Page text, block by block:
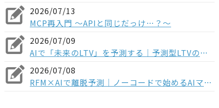
2026/07/13
MCP再入門 〜APIと同じだっけ…？～
2026/07/09
AIで「未来のLTV」を予測する｜予測型LTVのメリットとマーケティング活用法
2026/07/08
RFM×AIで離脱予測｜ノーコードで始めるAIマーケティング